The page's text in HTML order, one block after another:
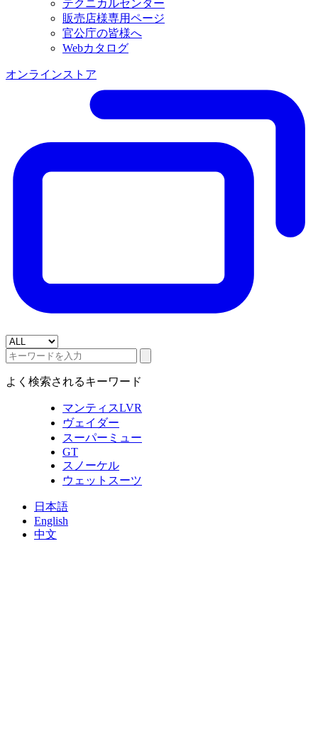
テクニカルセンター
販売店様専用ページ
官公庁の皆様へ
Webカタログ
オンラインストア
よく検索されるキーワード
マンティスLVR
ヴェイダー
スーパーミュー
GT
スノーケル
ウェットスーツ
日本語
English
中文